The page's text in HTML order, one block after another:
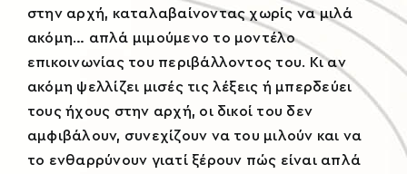
στην αρχή, καταλαβαίνοντας χωρίς να μιλά
ακόμη… απλά μιμούμενο το μοντέλο
επικοινωνίας του περιβάλλοντος του. Κι αν
ακόμη ψελλίζει μισές τις λέξεις ή μπερδεύει
τους ήχους στην αρχή, οι δικοί του δεν
αμφιβάλουν, συνεχίζουν να του μιλούν και να
το ενθαρρύνουν γιατί ξέρουν πώς είναι απλά